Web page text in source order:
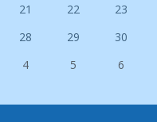
21 22
23
28 29
30
4 5 6